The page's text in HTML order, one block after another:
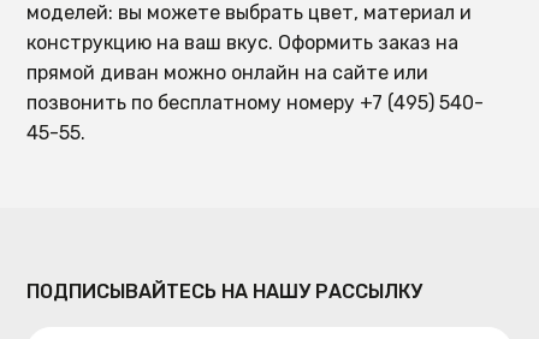
моделей: вы можете выбрать цвет, материал и
конструкцию на ваш вкус. Оформить заказ на
прямой диван можно онлайн на сайте или
позвонить по бесплатному номеру +7 (495) 540-
45-55.
ПОДПИСЫВАЙТЕСЬ НА НАШУ РАССЫЛКУ